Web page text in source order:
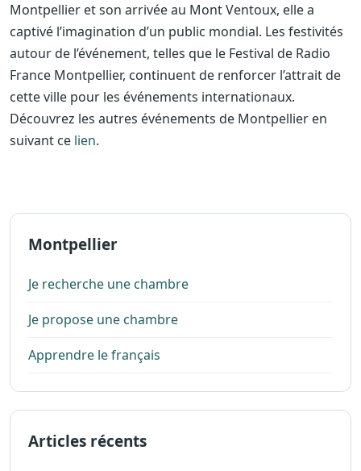
Montpellier et son arrivée au Mont Ventoux, elle a
captivé l’imagination d’un public mondial. Les festivités
autour de l’événement, telles que le Festival de Radio
France Montpellier, continuent de renforcer l’attrait de
cette ville pour les événements internationaux.
Découvrez les autres événements de Montpellier en
suivant ce lien.
Montpellier
Je recherche une chambre
Je propose une chambre
Apprendre le français
Articles récents